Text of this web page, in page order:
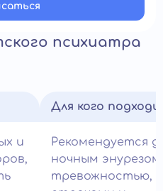
психиатра
и
Для кого
Рекомендуется
ночным энурезом,
тревожностью,